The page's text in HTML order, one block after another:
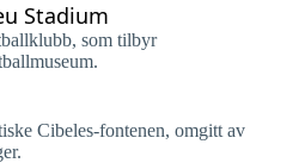
Stadium
som tilbyr
Cibeles-fontenen, omgitt av